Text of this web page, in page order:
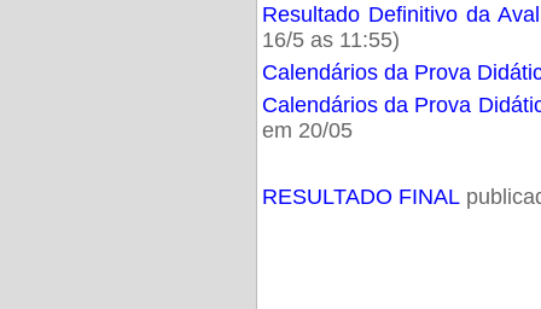
Resultado Definitivo da
16/5 as 11:55)
Calendários da Prova
Calendários da Prova
em 20/05
RESULTADO FINAL